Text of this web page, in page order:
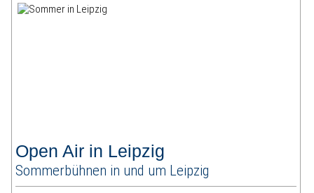
Open Air in Leipzig
Sommerbühnen in und um Leipzig